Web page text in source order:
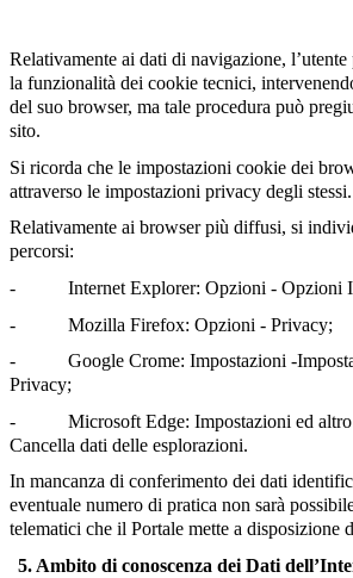
Relativamente ai dati di navigazione,
la funzionalità dei cookie tecnici,
del suo browser, ma tale procedura può
sito.
Si ricorda che le impostazioni cookie dei
attraverso le impostazioni privacy degli stessi.
Relativamente ai browser più diffusi, si
percorsi:
- Internet Explorer: Opzioni - Opzioni
- Mozilla Firefox: Opzioni - Privacy;
- Google Crome: Impostazioni -
Privacy;
- Microsoft Edge: Impostazioni ed altro
Cancella dati delle esplorazioni.
In mancanza di conferimento dei dati
eventuale numero di pratica non sarà
telematici che il Portale mette a disposizione
5. Ambito di conoscenza dei Dati